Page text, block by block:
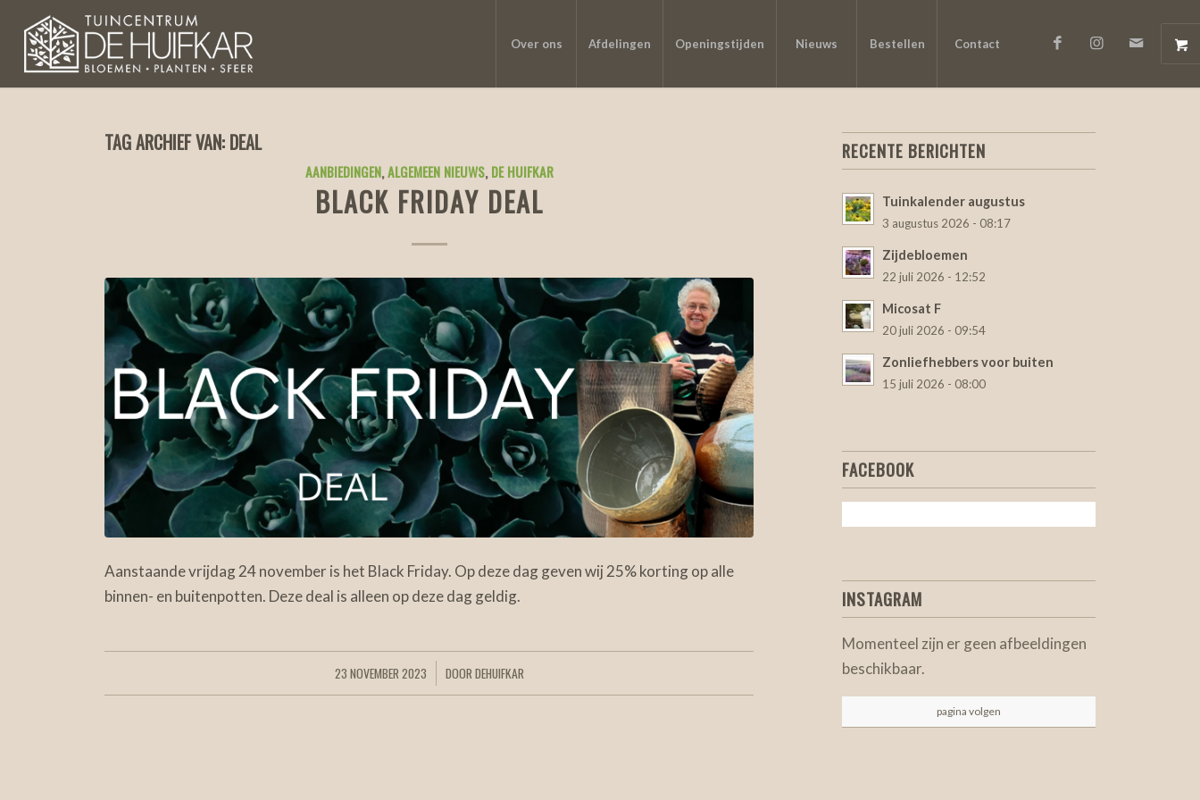
Over ons Afdelingen Openingstijden Nieuws Bestellen Contact
TAG ARCHIEF VAN: DEAL
AANBIEDINGEN,ALGEMEEN NIEUWS,DE HUIFKAR
BLACK FRIDAY DEAL
Aanstaande vrijdag 24 november is het Black Friday. Op deze dag geven wij 25% korting op alle
binnen- en buitenpotten. Deze deal is alleen op deze dag geldig.
23 NOVEMBER 2023
/ DOOR DEHUIFKAR
RECENTE BERICHTEN
Tuinkalender augustus
3 augustus 2026 - 08:17
Zijdebloemen
22 juli 2026 - 12:52
Micosat F
20 juli 2026 - 09:54
Zonliefhebbers voor buiten
15 juli 2026 - 08:00
FACEBOOK
INSTAGRAM
Momenteel zijn er geen afbeeldingen
beschikbaar.
pagina volgen